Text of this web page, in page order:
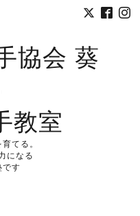
協会 葵
教室
てる。
になる
です